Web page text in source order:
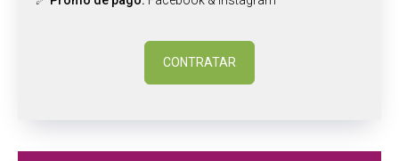
CONTRATAR